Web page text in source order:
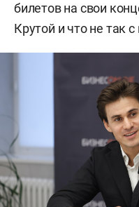
билетов на свои
Крутой и что не так